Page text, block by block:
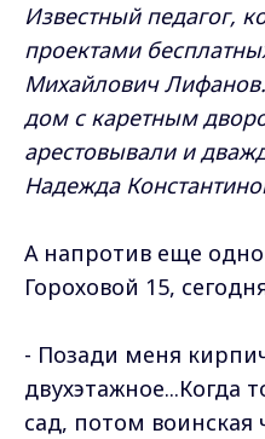
Известный педагог,
проектами
Михайлович
дом с каретным
арестовывали и
Надежда
А напротив еще
Гороховой 15,
- Позади меня
двухэтажное...Когда
сад, потом воинская